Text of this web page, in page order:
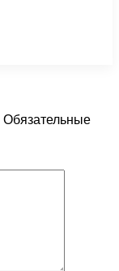
Обязательные